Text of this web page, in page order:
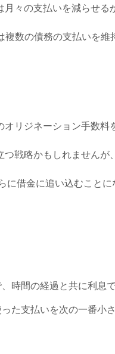
々の支払いを減らせ
数の債務の支払いを
リジネーション手数
戦略かもしれません
借金に追い込むことに
間の経過と共に利息
た支払いを次の一番小